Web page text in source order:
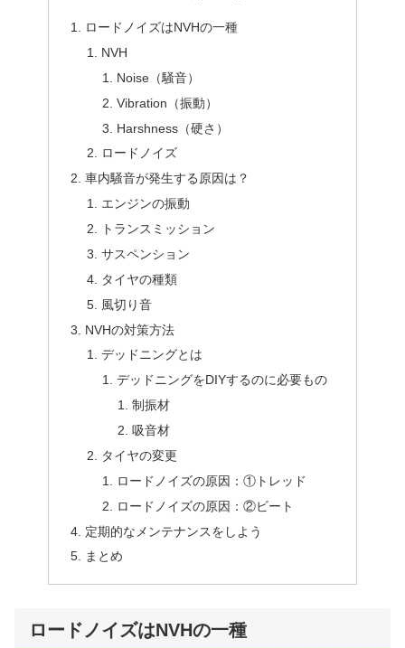
ロードノイズはNVHの一種
NVH
Noise（騒音）
Vibration（振動）
Harshness（硬さ）
ロードノイズ
車内騒音が発生する原因は？
エンジンの振動
トランスミッション
サスペンション
タイヤの種類
風切り音
NVHの対策方法
デッドニングとは
デッドニングをDIYするのに必要もの
制振材
吸音材
タイヤの変更
ロードノイズの原因：①トレッド
ロードノイズの原因：②ビート
定期的なメンテナンスをしよう
まとめ
ロードノイズはNVHの一種